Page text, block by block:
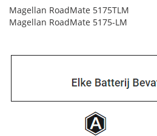
Magellan RoadMate 5175TLM
Magellan RoadMate 5175-LM